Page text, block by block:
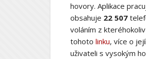
hovory. Aplikace
obsahuje 22 507
voláním z
tohoto linku, více o
uživateli s vysokým